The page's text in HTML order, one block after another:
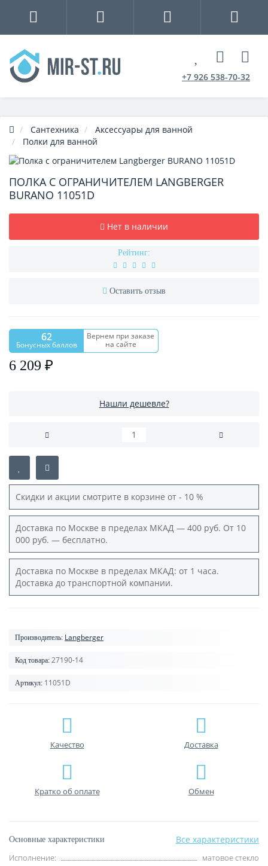
+7 926 538-70-32
Сантехника
Аксессуары для ванной
Полки для ванной
ПОЛКА С ОГРАНИЧИТЕЛЕМ LANGBERGER
BURANO 11051D
Нет в наличии
Рейтинг:
Оставить отзыв
62
Бонусных баллов
Вернем при заказе
на сайте
6 209 ₽
Нашли дешевле?
Скидки и акции смотрите в корзине от - 10 %
Доставка по Москве в пределах МКАД — 400 руб. От 10
000 руб. — бесплатно.
Доставка по Москве в пределах МКАД: от 1 часа.
Доставка до транспортной компании.
Производитель: Langberger
Код товара: 27190-14
Артикул: 11051D
Качество Доставка
Кратко об оплате Обмен
Основные характеристики Все характеристики
Исполнение:
матовое стекло